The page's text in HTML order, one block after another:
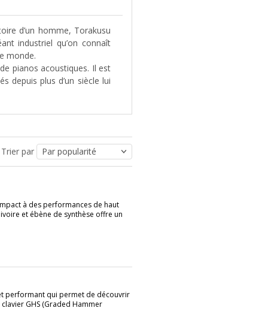
d’un homme, Torakusu
industriel qu’on connaît
monde.
pianos acoustiques. Il est
depuis plus d’un siècle lui
Plus tard Yamaha,
ouvrir des écoles de
tournent non stop car
numériques, instruments
sonores. Les plus
électronique DTX, les
de musique de
Trier par
à des performances de haut
et ébène de synthèse offre un
performant qui permet de découvrir
GHS (Graded Hammer